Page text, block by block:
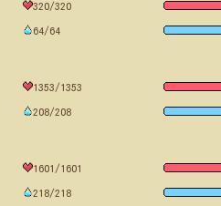
320/320
64/64
1353/1353
208/208
1601/1601
218/218